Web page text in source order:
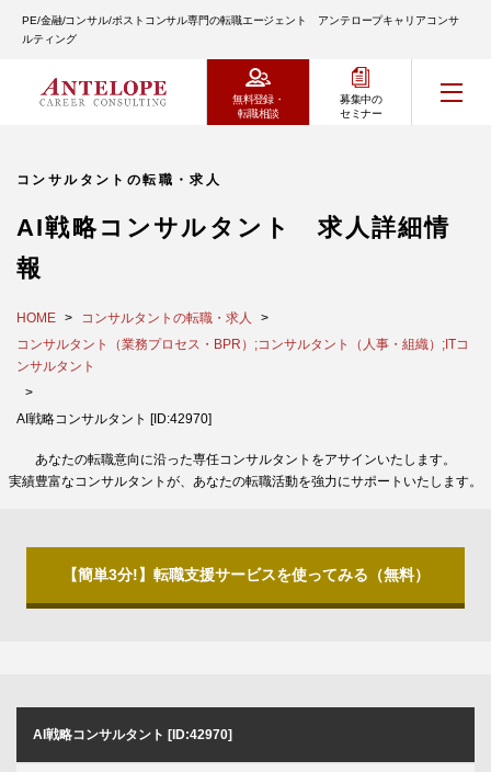
PE/金融/コンサル/ポストコンサル専門の転職エージェント アンテロープキャリアコンサ
ルティング
無料登録・
転職相談
募集中の
セミナー
コンサルタントの転職・求人
AI戦略コンサルタント 求人詳細情
報
HOME
コンサルタントの転職・求人
コンサルタント（業務プロセス・BPR）;コンサルタント（人事・組織）;ITコ
ンサルタント
AI戦略コンサルタント [ID:42970]
あなたの転職意向に沿った専任コンサルタントをアサインいたします。
実績豊富なコンサルタントが、あなたの転職活動を強力にサポートいたします。
【簡単3分!】転職支援サービスを使ってみる（無料）
AI戦略コンサルタント [ID:42970]